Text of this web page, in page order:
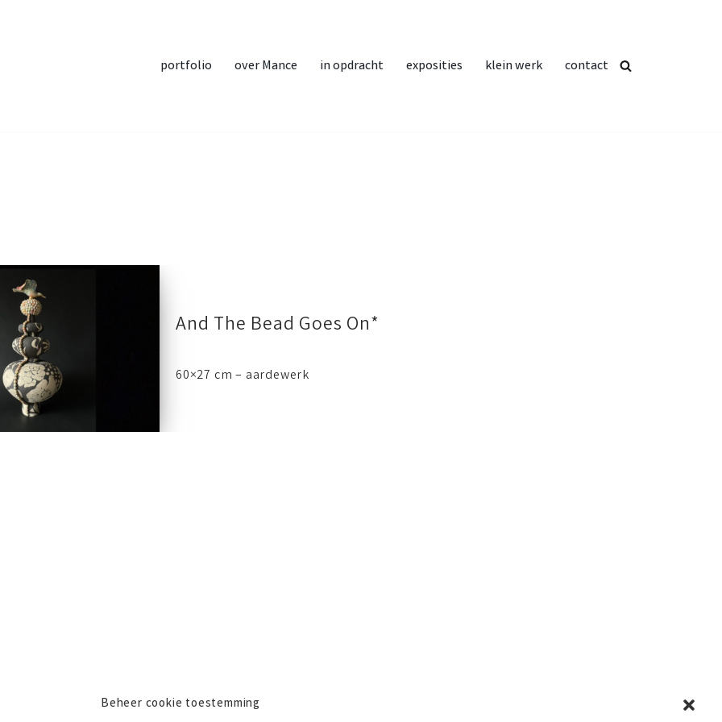
Beheer cookie toestemming
portfolio over Mance in opdracht exposities klein werk contact
And The Bead Goes On*
60×27 cm – aardewerk